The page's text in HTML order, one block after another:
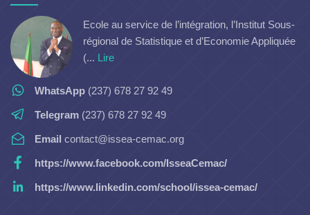
Ecole au service de l’intégration, l’Institut Sous-
régional de Statistique et d’Economie Appliquée
(... Lire
WhatsApp (237) 678 27 92 49
Telegram (237) 678 27 92 49
Email contact@issea-cemac.org
https://www.facebook.com/IsseaCemac/
https://www.linkedin.com/school/issea-cemac/